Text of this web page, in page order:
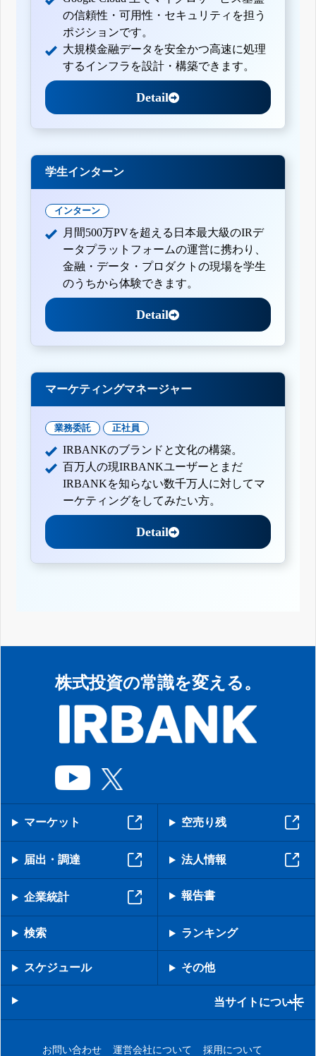
の信頼性・可用性・セキュリティを担う
ポジションです。
大規模金融データを安全かつ高速に処理
するインフラを設計・構築できます。
Detail
学生インターン
インターン
月間500万PVを超える日本最大級のIRデ
ータプラットフォームの運営に携わり、
金融・データ・プロダクトの現場を学生
のうちから体験できます。
Detail
マーケティングマネージャー
業務委託 正社員
IRBANKのブランドと文化の構築。
百万人の現IRBANKユーザーとまだ
IRBANKを知らない数千万人に対してマ
ーケティングをしてみたい方。
Detail
株式投資の常識を変える。
マーケット 空売り残
届出・調達 法人情報
企業統計 報告書
検索 ランキング
スケジュール その他
当サイトについて
お問い合わせ 運営会社について 採用について